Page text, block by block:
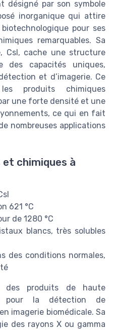
désigné par son symbole
inorganique qui attire
pour ses
remarquables. Sa
CsI, cache une structure
capacités uniques,
et d’imagerie. Ce
produits chimiques
une forte densité et une
ce qui en fait
nombreuses applications
chimiques à
621 °C
de 1280 °C
blancs, très solubles
des conditions normales,
produits de haute
pour la détection de
imagerie biomédicale. Sa
des rayons X ou gamma